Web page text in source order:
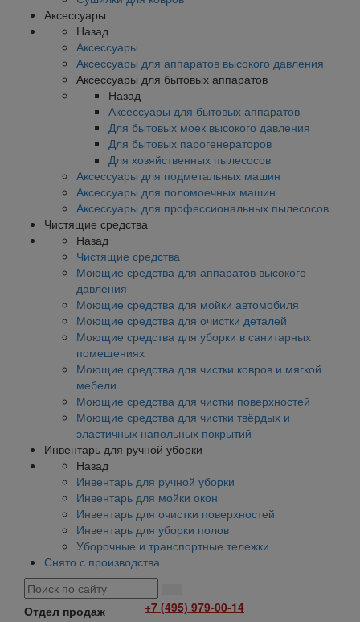
Аксессуары
Назад
Аксессуары
Аксессуары для аппаратов высокого давления
Аксессуары для бытовых аппаратов
Назад
Аксессуары для бытовых аппаратов
Для бытовых моек высокого давления
Для бытовых парогенераторов
Для хозяйственных пылесосов
Аксессуары для подметальных машин
Аксессуары для поломоечных машин
Аксессуары для профессиональных пылесосов
Чистящие средства
Назад
Чистящие средства
Моющие средства для аппаратов высокого
давления
Моющие средства для мойки автомобиля
Моющие средства для очистки деталей
Моющие средства для уборки в санитарных
помещениях
Моющие средства для чистки ковров и мягкой
мебели
Моющие средства для чистки поверхностей
Моющие средства для чистки твёрдых и
эластичных напольных покрытий
Инвентарь для ручной уборки
Назад
Инвентарь для ручной уборки
Инвентарь для мойки окон
Инвентарь для очистки поверхностей
Инвентарь для уборки полов
Уборочные и транспортные тележки
Снято с производства
Отдел продаж +7 (495) 979-00-14